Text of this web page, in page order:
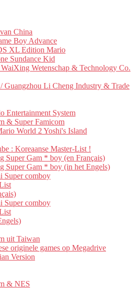
China
Boy Advance
XL Edition Mario
Sundance Kid
Wetenschap & Technology Co.
Guangzhou Li Cheng Industry & Trade
Entertainment System
& Super Famicom
World 2 Yoshi's Island
: Koreaanse Master-List !
Super Gam * boy (en Français)
Super Gam * boy (in het Engels)
Super comboy
Super comboy
uit Taiwan
originele games op Megadrive
Version
& NES